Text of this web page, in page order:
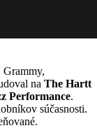
Grammy,
na The Hartt
Performance.
súčasnosti.